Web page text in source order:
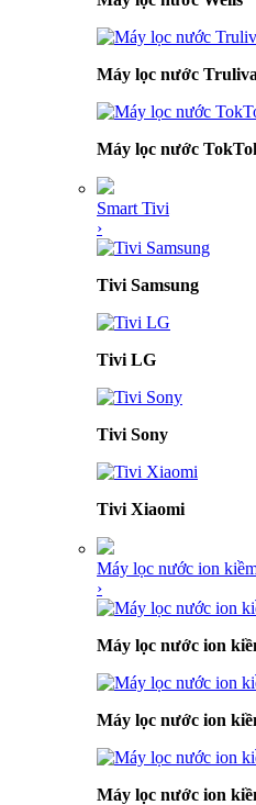
Máy lọc nước Truliva
Máy lọc nước
Smart Tivi
›
Tivi Samsung
Tivi LG
Tivi Sony
Tivi Xiaomi
Máy lọc nước ion
›
Máy lọc nước ion
Máy lọc nước ion
Máy lọc nước ion